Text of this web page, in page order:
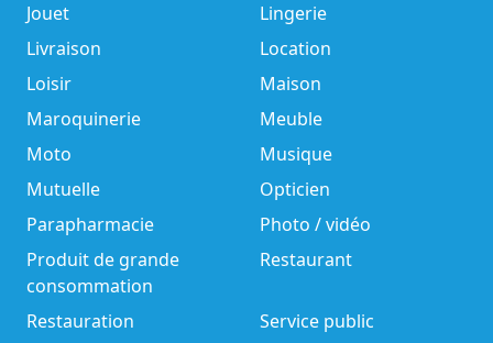
Jouet
Lingerie
Livraison
Location
Loisir
Maison
Maroquinerie
Meuble
Moto
Musique
Mutuelle
Opticien
Parapharmacie
Photo / vidéo
Produit de grande
consommation
Restaurant
Restauration
Service public